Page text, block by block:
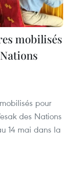
mobilisés
pour
des Nations
14 mai dans la